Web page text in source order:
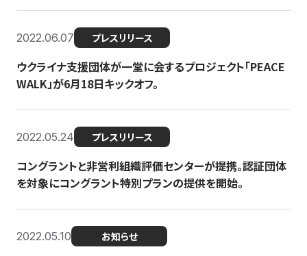
2022.06.07 プレスリリース
ウクライナ支援団体が一堂に会するプロジェクト「PEACE
WALK」が6月18日キックオフ。
2022.05.24 プレスリリース
コングラントと非営利組織評価センターが提携。認証団体
を対象にコングラント特別プランの提供を開始。
2022.05.10 お知らせ